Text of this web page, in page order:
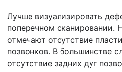
Лучше визуализировать
поперечном сканировании.
отмечают отсутствие
позвонков. В большинстве
отсутствие задних дуг